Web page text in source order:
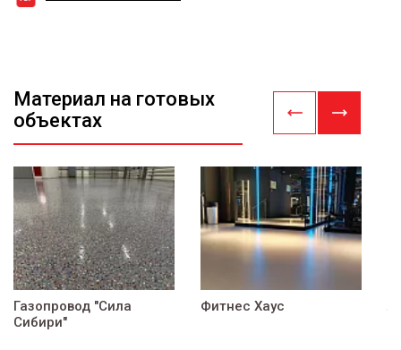
Материал на готовых
объектах
Газопровод "Сила
Сибири"
Фитнес Хаус